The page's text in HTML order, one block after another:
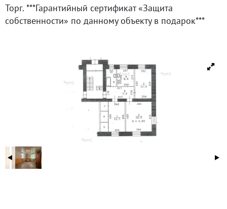
Торг. ***Гарантийный сертификат «Защита
собственности» по данному объекту в подарок***